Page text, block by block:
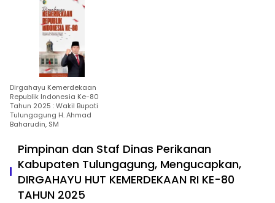
Dirgahayu Kemerdekaan
Republik Indonesia Ke-80
Tahun 2025 : Wakil Bupati
Tulungagung H. Ahmad
Baharudin, SM
Pimpinan dan Staf Dinas Perikanan
Kabupaten Tulungagung, Mengucapkan,
DIRGAHAYU HUT KEMERDEKAAN RI KE-80
TAHUN 2025